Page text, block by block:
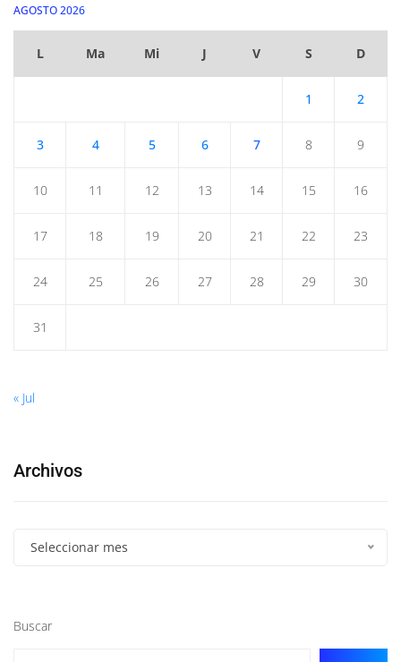
AGOSTO 2026
L Ma Mi J V S D
1 2
3 4 5 6 7 8 9
10 11 12 13 14 15 16
17 18 19 20 21 22 23
24 25 26 27 28 29 30
31
« Jul
Archivos
Seleccionar mes
Buscar